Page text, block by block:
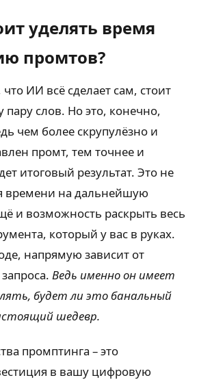
уделять время
промтов?
ИИ всё сделает сам, стоит
слов. Но это, конечно,
чем более скрупулёзно и
промт, тем точнее и
итоговый результат. Это не
времени на дальнейшую
и возможность раскрыть весь
который у вас в руках.
напрямую зависит от
Ведь именно он имеет
будет ли это банальный
шедевр.
промптинга – это
в вашу цифровую